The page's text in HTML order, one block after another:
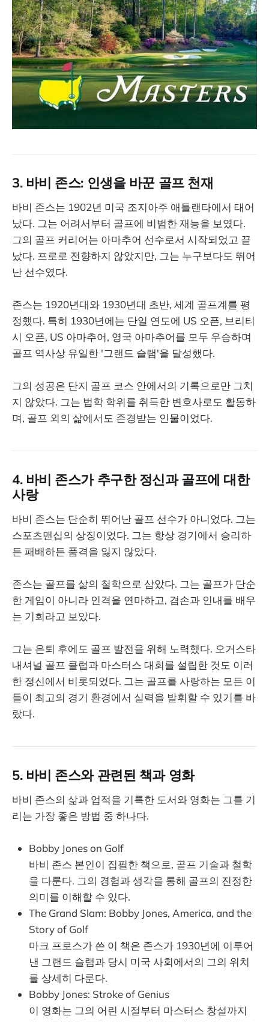
3. 바비 존스: 인생을 바꾼 골프 천재
바비 존스는 1902년 미국 조지아주 애틀랜타에서 태어
났다. 그는 어려서부터 골프에 비범한 재능을 보였다.
그의 골프 커리어는 아마추어 선수로서 시작되었고 끝
났다. 프로로 전향하지 않았지만, 그는 누구보다도 뛰어
난 선수였다.
존스는 1920년대와 1930년대 초반, 세계 골프계를 평
정했다. 특히 1930년에는 단일 연도에 US 오픈, 브리티
시 오픈, US 아마추어, 영국 아마추어를 모두 우승하며
골프 역사상 유일한 '그랜드 슬램'을 달성했다.
그의 성공은 단지 골프 코스 안에서의 기록으로만 그치
지 않았다. 그는 법학 학위를 취득한 변호사로도 활동하
며, 골프 외의 삶에서도 존경받는 인물이었다.
4. 바비 존스가 추구한 정신과 골프에 대한
사랑
바비 존스는 단순히 뛰어난 골프 선수가 아니었다. 그는
스포츠맨십의 상징이었다. 그는 항상 경기에서 승리하
든 패배하든 품격을 잃지 않았다.
존스는 골프를 삶의 철학으로 삼았다. 그는 골프가 단순
한 게임이 아니라 인격을 연마하고, 겸손과 인내를 배우
는 기회라고 보았다.
그는 은퇴 후에도 골프 발전을 위해 노력했다. 오거스타
내셔널 골프 클럽과 마스터스 대회를 설립한 것도 이러
한 정신에서 비롯되었다. 그는 골프를 사랑하는 모든 이
들이 최고의 경기 환경에서 실력을 발휘할 수 있기를 바
랐다.
5. 바비 존스와 관련된 책과 영화
바비 존스의 삶과 업적을 기록한 도서와 영화는 그를 기
리는 가장 좋은 방법 중 하나다.
Bobby Jones on Golf
바비 존스 본인이 집필한 책으로, 골프 기술과 철학
을 다룬다. 그의 경험과 생각을 통해 골프의 진정한
의미를 이해할 수 있다.
The Grand Slam: Bobby Jones, America, and the
Story of Golf
마크 프로스가 쓴 이 책은 존스가 1930년에 이루어
낸 그랜드 슬램과 당시 미국 사회에서의 그의 위치
를 상세히 다룬다.
Bobby Jones: Stroke of Genius
이 영화는 그의 어린 시절부터 마스터스 창설까지